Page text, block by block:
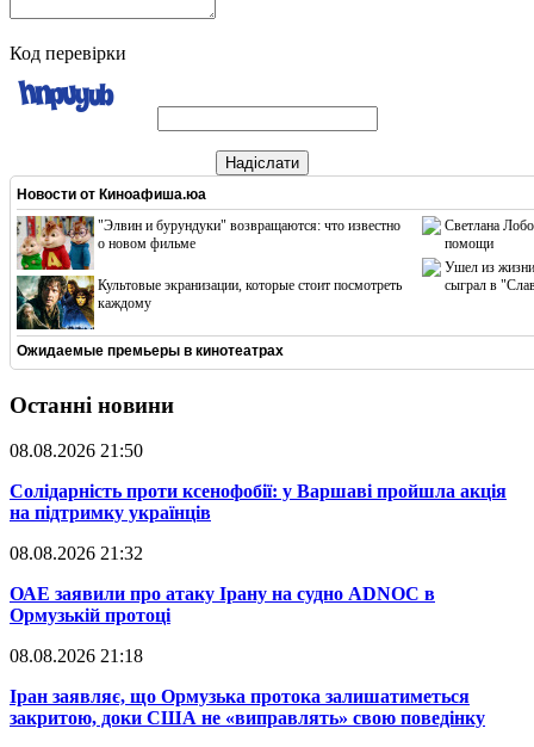
Код перевірки
Надіслати
Новости от Киноафиша.юа
"Элвин и бурундуки" возвращаются: что известно
о новом фильме
Культовые экранизации, которые стоит посмотреть
каждому
Светлана
помощи
Ушел из жизни
сыграл в
Ожидаемые премьеры в кинотеатрах
Останні новини
08.08.2026 21:50
​Солідарність проти ксенофобії: у Варшаві пройшла акція
на підтримку українців
08.08.2026 21:32
​ОАЕ заявили про атаку Ірану на судно ADNOC в
Ормузькій протоці
08.08.2026 21:18
​Іран заявляє, що Ормузька протока залишатиметься
закритою, доки США не «виправлять» свою поведінку